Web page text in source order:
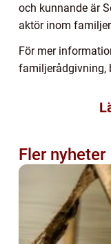
och kunnande är
aktör inom
För mer
familjerådgivning,
Fler nyheter